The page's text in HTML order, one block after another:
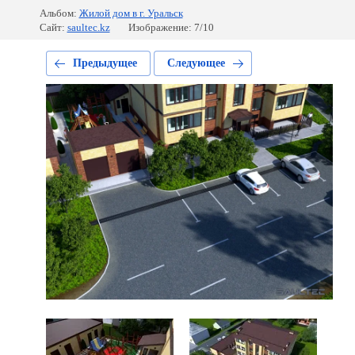
Альбом: Жилой дом в г. Уральск
Сайт: saultec.kz Изображение: 7/10
Предыдущее Следующее